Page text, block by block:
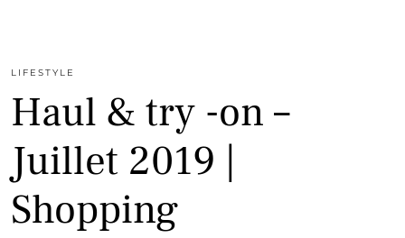
LIFESTYLE
Haul & try -on –
Juillet 2019 |
Shopping